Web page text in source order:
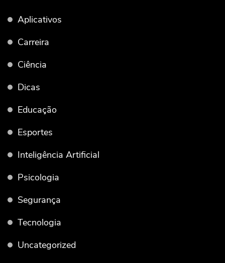
Aplicativos
Carreira
Ciência
Dicas
Educação
Esportes
Inteligência Artificial
Psicologia
Segurança
Tecnologia
Uncategorized